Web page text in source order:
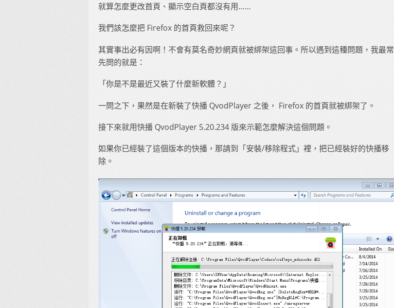
就算怎麼更改首頁、顯示空白頁都沒有用……
我們該怎麼把 Firefox 的首頁救回來呢？
其實事出必有因啊！不會有莫名奇妙網頁就被綁架這回事。所以遇到這種問題，我最常
先問的就是：
「你是不是最近又裝了什麼新軟體？」
一問之下，果然是在新裝了快播 QvodPlayer 之後， Firefox 的首頁就被綁架了。
接下來就用快播 QvodPlayer 5.20.234 版來示範怎麼解決這個問題。
如果你已經裝了這個版本的快播，那請到「安裝/移除程式」裡，把已經裝好的快播移
除。